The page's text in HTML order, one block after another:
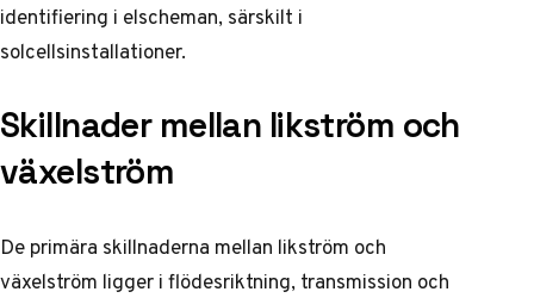
identifiering i elscheman, särskilt i
solcellsinstallationer.
Skillnader mellan likström och
växelström
De primära skillnaderna mellan likström och
växelström ligger i flödesriktning, transmission och